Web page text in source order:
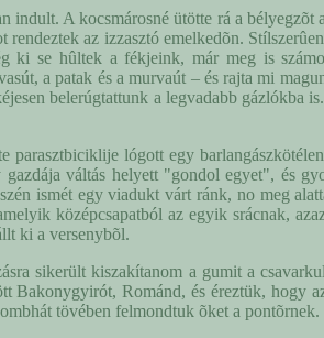
A kocsmárosné ütötte rá a
az izzasztó emelkedõn.
ki se hûltek a fékjeink, már meg is
a patak és a murvaút – és rajta mi
belerúgtattunk a legvadabb gázlókba
lógott egy
váltás helyett "gondol egyet", és
ismét egy viadukt várt ránk, no meg
középcsapatból az egyik srácnak,
ki a versenybõl.
sikerült kiszakítanom a gumit a
Románd, és éreztük, hogy
tövében felmondtuk õket a pontõrnek.